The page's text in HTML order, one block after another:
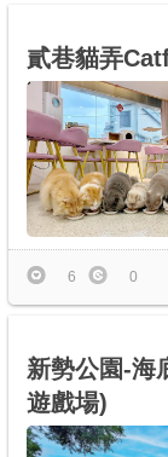
貳巷貓弄
6 0
新勢公園-海
遊戲場)